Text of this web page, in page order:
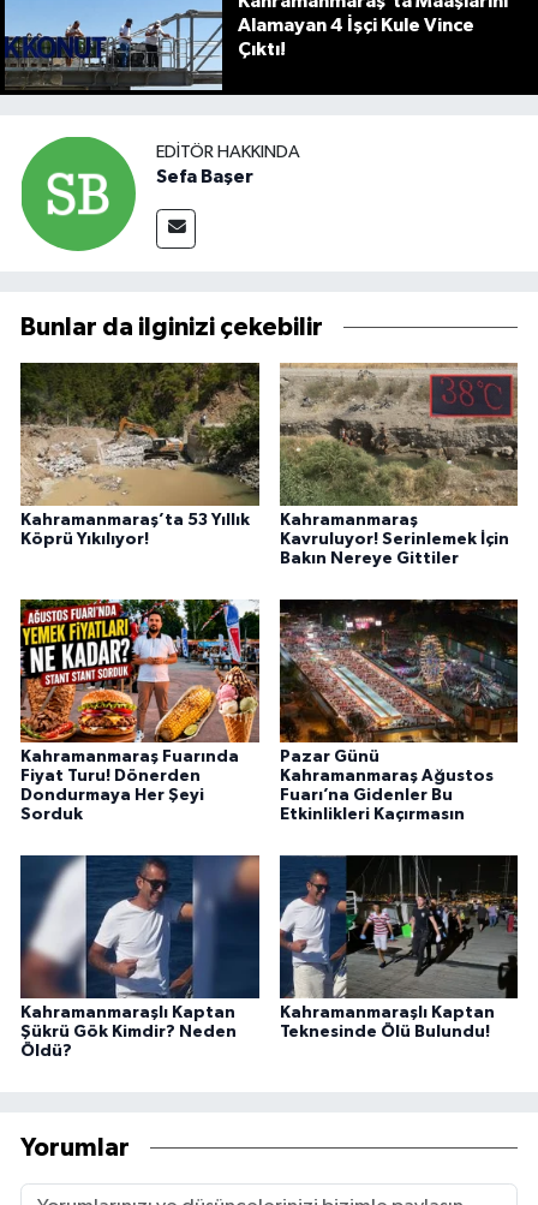
Alamayan 4 İşçi Kule Vince
Çıktı!
EDITÖR HAKKINDA
Sefa Başer
Bunlar da ilginizi çekebilir
Kahramanmaraş’ta 53 Yıllık
Köprü Yıkılıyor!
Kahramanmaraş
Kavruluyor! Serinlemek İçin
Bakın Nereye Gittiler
Kahramanmaraş Fuarında
Fiyat Turu! Dönerden
Dondurmaya Her Şeyi
Sorduk
Pazar Günü
Kahramanmaraş Ağustos
Fuarı’na Gidenler Bu
Etkinlikleri Kaçırmasın
Kahramanmaraşlı Kaptan
Şükrü Gök Kimdir? Neden
Öldü?
Kahramanmaraşlı Kaptan
Teknesinde Ölü Bulundu!
Yorumlar